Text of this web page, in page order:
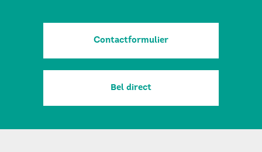
Contactformulier
Bel direct